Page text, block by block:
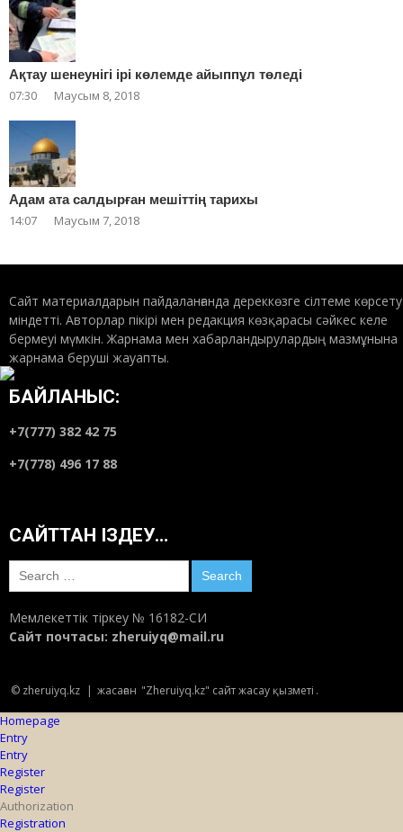
Ақтау шенеунігі ірі көлемде айыппұл төледі
07:30 Маусым 8, 2018
Адам ата салдырған мешіттің тарихы
14:07 Маусым 7, 2018
Сайт материалдарын пайдаланғанда дереккөзге сілтеме көрсету
міндетті. Авторлар пікірі мен редакция көзқарасы сәйкес келе
бермеуі мүмкін. Жарнама мен хабарландырулардың мазмұнына
жарнама беруші жауапты.
БАЙЛАНЫС:
+7(777) 382 42 75
+7(778) 496 17 88
САЙТТАН ІЗДЕУ…
Search
for:
Мемлекеттік тіркеу № 16182-СИ
Сайт почтасы: zheruiyq@mail.ru
© zheruiyq.kz | жасаған "Zheruiyq.kz" сайт жасау қызметі .
Homepage
Entry
Entry
Register
Register
Authorization
Registration